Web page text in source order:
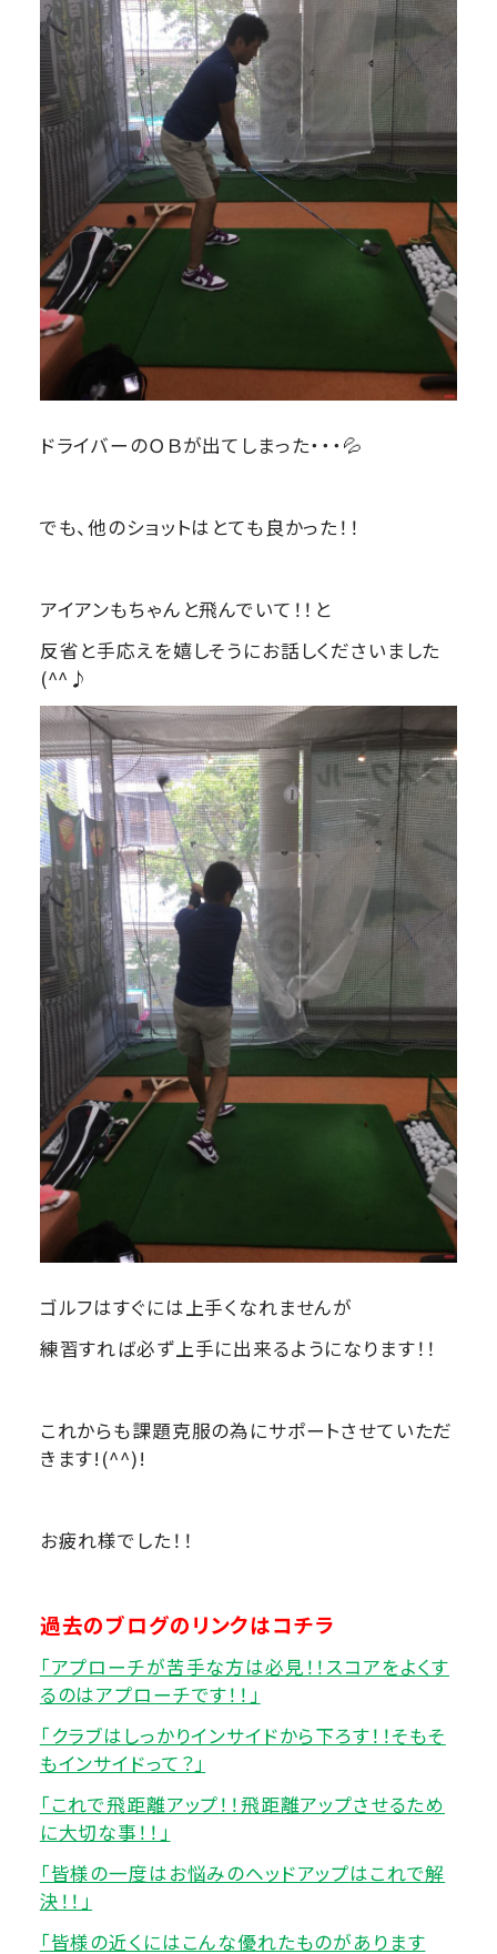
ドライバーのＯＢが出てしまった・・・💦
でも、他のショットはとても良かった！！
アイアンもちゃんと飛んでいて！！と
反省と手応えを嬉しそうにお話しくださいました
(^^♪
ゴルフはすぐには上手くなれませんが
練習すれば必ず上手に出来るようになります！！
これからも課題克服の為にサポートさせていただ
きます!(^^)!
お疲れ様でした！！
過去のブログのリンクはコチラ
「アプローチが苦手な方は必見！！スコアをよくす
るのはアプローチです！！」
「クラブはしっかりインサイドから下ろす！！そもそ
もインサイドって？」
「これで飛距離アップ！！飛距離アップさせるため
に大切な事！！」
「皆様の一度はお悩みのヘッドアップはこれで解
決！！」
「皆様の近くにはこんな優れたものがあります